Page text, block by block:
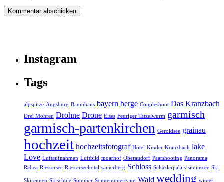
Instagram
Tags
alpspitze Augsburg Baumhaus bayern berge Coupleshoot Das Kranzbach
Drei Mohren Drohne Drone Eises Feuriger Tatzelwurm garmisch
garmisch-partenkirchen Geroldsee grainau
hochzeit hochzeitsfotograf Hotel Kinder Kranzbach lake
Love Luftaufnahmen Luftbild moarhof Oberaudorf Paarshooting Panorama
Rabea Riessersee Riesserseehotel samerberg Schloss Schäzlerpalais simmssee Ski
Skirennen Skischule Sommer Sonnenuntergang Wald wedding winter